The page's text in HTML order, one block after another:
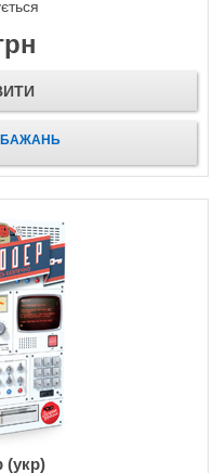
БАЖАНЬ
(укр)